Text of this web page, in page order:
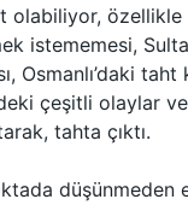
olabiliyor,
istememesi,
Osmanlı’daki
çeşitli olaylar
tahta çıktı.
düşünmeden